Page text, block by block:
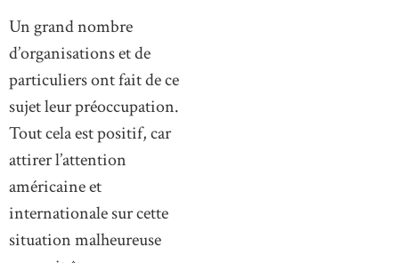
Un grand nombre
d’organisations et de
particuliers ont fait de ce
sujet leur préoccupation.
Tout cela est positif, car
attirer l’attention
américaine et
internationale sur cette
situation malheureuse